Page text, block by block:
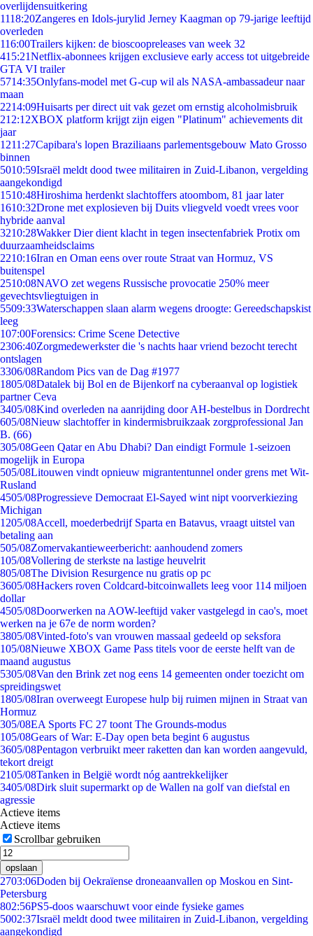
overlijdensuitkering
1118:20Zangeres en Idols-jurylid Jerney Kaagman op 79-jarige leeftijd
overleden
116:00Trailers kijken: de bioscoopreleases van week 32
415:21Netflix-abonnees krijgen exclusieve early access tot uitgebreide
GTA VI trailer
5714:35Onlyfans-model met G-cup wil als NASA-ambassadeur naar
maan
2214:09Huisarts per direct uit vak gezet om ernstig alcoholmisbruik
212:12XBOX platform krijgt zijn eigen "Platinum" achievements dit
jaar
1211:27Capibara's lopen Braziliaans parlementsgebouw Mato Grosso
binnen
5010:59Israël meldt dood twee militairen in Zuid-Libanon, vergelding
aangekondigd
1510:48Hiroshima herdenkt slachtoffers atoombom, 81 jaar later
1610:32Drone met explosieven bij Duits vliegveld voedt vrees voor
hybride aanval
3210:28Wakker Dier dient klacht in tegen insectenfabriek Protix om
duurzaamheidsclaims
2210:16Iran en Oman eens over route Straat van Hormuz, VS
buitenspel
2510:08NAVO zet wegens Russische provocatie 250% meer
gevechtsvliegtuigen in
5509:33Waterschappen slaan alarm wegens droogte: Gereedschapskist
leeg
107:00Forensics: Crime Scene Detective
2306:40Zorgmedewerkster die 's nachts haar vriend bezocht terecht
ontslagen
3306/08Random Pics van de Dag #1977
1805/08Datalek bij Bol en de Bijenkorf na cyberaanval op logistiek
partner Ceva
3405/08Kind overleden na aanrijding door AH-bestelbus in Dordrecht
605/08Nieuw slachtoffer in kindermisbruikzaak zorgprofessional Jan
B. (66)
305/08Geen Qatar en Abu Dhabi? Dan eindigt Formule 1-seizoen
mogelijk in Europa
505/08Litouwen vindt opnieuw migrantentunnel onder grens met Wit-
Rusland
4505/08Progressieve Democraat El-Sayed wint nipt voorverkiezing
Michigan
1205/08Accell, moederbedrijf Sparta en Batavus, vraagt uitstel van
betaling aan
505/08Zomervakantieweerbericht: aanhoudend zomers
105/08Vollering de sterkste na lastige heuvelrit
805/08The Division Resurgence nu gratis op pc
3605/08Hackers roven Coldcard-bitcoinwallets leeg voor 114 miljoen
dollar
4505/08Doorwerken na AOW-leeftijd vaker vastgelegd in cao's, moet
werken na je 67e de norm worden?
3805/08Vinted-foto's van vrouwen massaal gedeeld op seksfora
105/08Nieuwe XBOX Game Pass titels voor de eerste helft van de
maand augustus
5305/08Van den Brink zet nog eens 14 gemeenten onder toezicht om
spreidingswet
1805/08Iran overweegt Europese hulp bij ruimen mijnen in Straat van
Hormuz
305/08EA Sports FC 27 toont The Grounds-modus
105/08Gears of War: E-Day open beta begint 6 augustus
3605/08Pentagon verbruikt meer raketten dan kan worden aangevuld,
tekort dreigt
2105/08Tanken in België wordt nóg aantrekkelijker
3405/08Dirk sluit supermarkt op de Wallen na golf van diefstal en
agressie
Actieve items
Actieve items
Scrollbar gebruiken
opslaan
2703:06Doden bij Oekraïense droneaanvallen op Moskou en Sint-
Petersburg
802:56PS5-doos waarschuwt voor einde fysieke games
5002:37Israël meldt dood twee militairen in Zuid-Libanon, vergelding
aangekondigd